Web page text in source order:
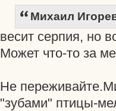
Михаил
весит серпия, но
Может что-то за
Не
"зубами" птицы-